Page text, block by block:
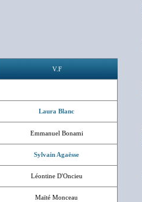
V.F
Laura Blanc
Emmanuel Bonami
Sylvain Agaësse
Léontine D'Oncieu
Maïté Monceau